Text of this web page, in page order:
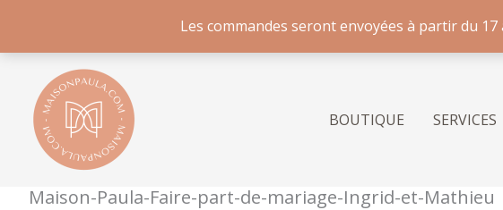
Les commandes seront envoyées à partir du
contenu
BOUTIQUE SERVICES
Maison-Paula-Faire-part-de-mariage-Ingrid-et-Mathieu